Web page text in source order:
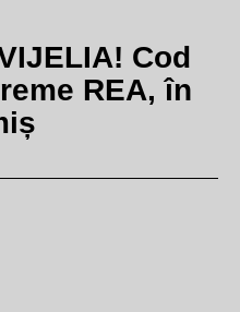
Cod
REA, în